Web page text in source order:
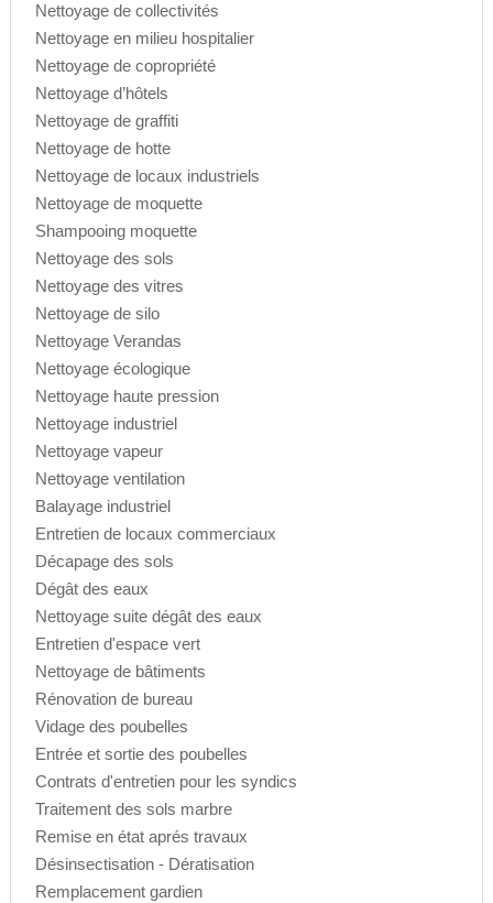
Nettoyage de collectivités
Nettoyage en milieu hospitalier
Nettoyage de copropriété
Nettoyage d’hôtels
Nettoyage de graffiti
Nettoyage de hotte
Nettoyage de locaux industriels
Nettoyage de moquette
Shampooing moquette
Nettoyage des sols
Nettoyage des vitres
Nettoyage de silo
Nettoyage Verandas
Nettoyage écologique
Nettoyage haute pression
Nettoyage industriel
Nettoyage vapeur
Nettoyage ventilation
Balayage industriel
Entretien de locaux commerciaux
Décapage des sols
Dégât des eaux
Nettoyage suite dégât des eaux
Entretien d'espace vert
Nettoyage de bâtiments
Rénovation de bureau
Vidage des poubelles
Entrée et sortie des poubelles
Contrats d'entretien pour les syndics
Traitement des sols marbre
Remise en état aprés travaux
Désinsectisation - Dératisation
Remplacement gardien